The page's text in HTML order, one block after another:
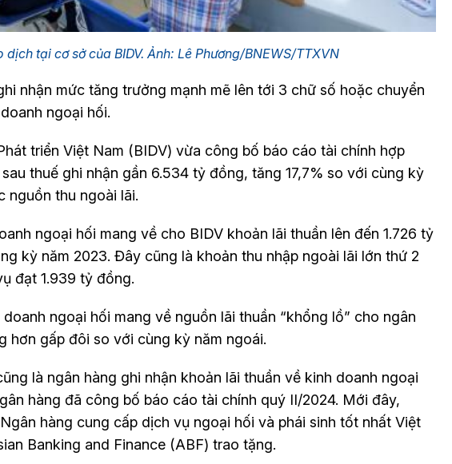
tại cơ sở của BIDV. Ảnh: Lê Phương/BNEWS/TTXVN
nhận mức tăng trưởng mạnh mẽ lên tới 3 chữ số hoặc chuyển
ngoại hối.
triển Việt Nam (BIDV) vừa công bố báo cáo tài chính hợp
thuế ghi nhận gần 6.534 tỷ đồng, tăng 17,7% so với cùng kỳ
nguồn thu ngoài lãi.
ngoại hối mang về cho BIDV khoản lãi thuần lên đến 1.726 tỷ
kỳ năm 2023. Đây cũng là khoản thu nhập ngoài lãi lớn thứ 2
đạt 1.939 tỷ đồng.
ngoại hối mang về nguồn lãi thuần “khổng lồ” cho ngân
hơn gấp đôi so với cùng kỳ năm ngoái.
là ngân hàng ghi nhận khoản lãi thuần về kinh doanh ngoại
hàng đã công bố báo cáo tài chính quý II/2024. Mới đây,
hàng cung cấp dịch vụ ngoại hối và phái sinh tốt nhất Việt
Banking and Finance (ABF) trao tặng.